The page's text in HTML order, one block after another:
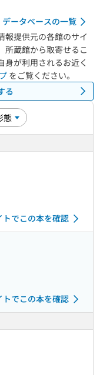
ータベースの一覧
報提供元の各館のサイ
所蔵館から取寄せるこ
身が利用されるお近く
をご覧ください。
る
でこの本を確認
でこの本を確認